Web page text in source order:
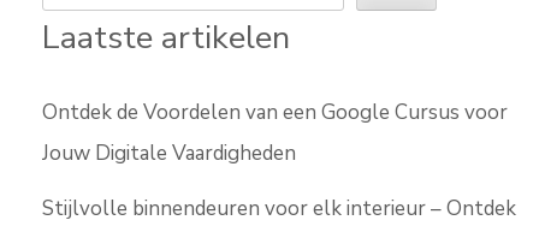
Laatste artikelen
Ontdek de Voordelen van een Google Cursus voor
Jouw Digitale Vaardigheden
Stijlvolle binnendeuren voor elk interieur – Ontdek